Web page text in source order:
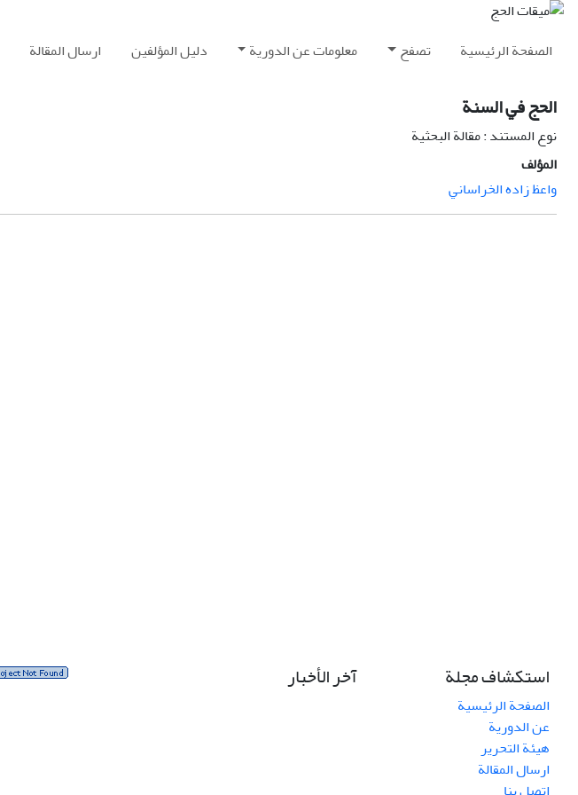
الصفحة الرئيسية تصفح معلومات عن الدورية دليل المؤلفين ارسال المقالة
الحج في السنة
نوع المستند : مقالة البحثية
المؤلف
واعظ زاده الخراساني
استكشاف مجلة
الصفحة الرئيسية
عن الدورية
هيئة التحرير
ارسال المقالة
آخر الأخبار